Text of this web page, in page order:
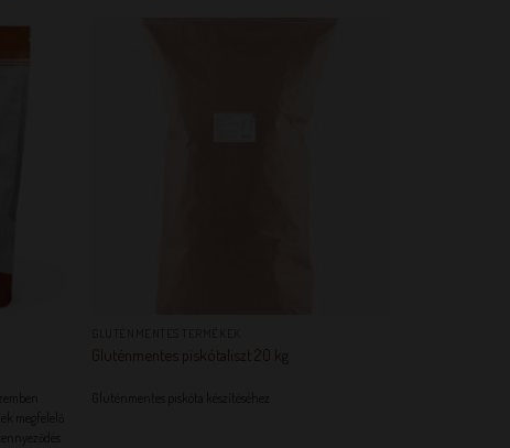
megfelelő
Gluténmentes piskótaliszt 20 kg
Gluténmentes piskóta készítéséhez